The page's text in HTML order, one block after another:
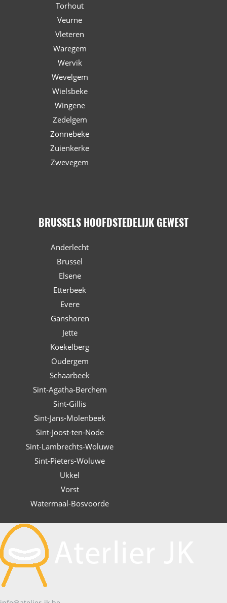
Torhout
Veurne
Vleteren
Waregem
Wervik
Wevelgem
Wielsbeke
Wingene
Zedelgem
Zonnebeke
Zuienkerke
Zwevegem
BRUSSELS HOOFDSTEDELIJK GEWEST
Anderlecht
Brussel
Elsene
Etterbeek
Evere
Ganshoren
Jette
Koekelberg
Oudergem
Schaarbeek
Sint-Agatha-Berchem
Sint-Gillis
Sint-Jans-Molenbeek
Sint-Joost-ten-Node
Sint-Lambrechts-Woluwe
Sint-Pieters-Woluwe
Ukkel
Vorst
Watermaal-Bosvoorde